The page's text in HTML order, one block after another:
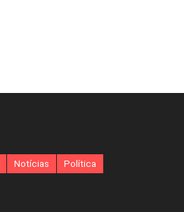
Notícias Política